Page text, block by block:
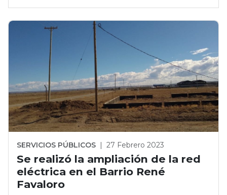
SERVICIOS PÚBLICOS | 27 Febrero 2023
Se realizó la ampliación de la red
eléctrica en el Barrio René
Favaloro